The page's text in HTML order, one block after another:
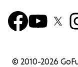
© 2010-2026